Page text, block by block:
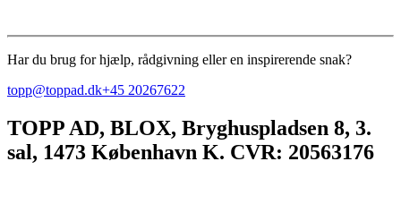
Har du brug for hjælp, rådgivning eller en inspirerende snak?
topp@toppad.dk+45 20267622
TOPP AD, BLOX, Bryghuspladsen 8, 3.
sal, 1473 København K. CVR: 20563176